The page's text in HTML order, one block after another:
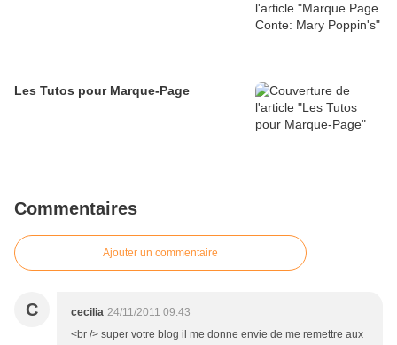
Les Tutos pour Marque-Page
Commentaires
Ajouter un commentaire
C cecilia 24/11/2011 09:43
<br /> super votre blog il me donne envie de me remettre aux